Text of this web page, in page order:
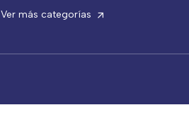
Ver más categorías